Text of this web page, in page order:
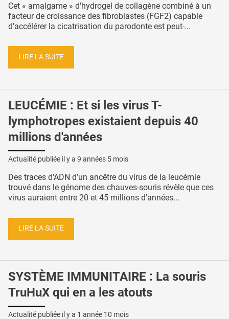
Cet « amalgame » d'hydrogel de collagène combiné à un
facteur de croissance des fibroblastes (FGF2) capable
d’accélérer la cicatrisation du parodonte est peut-...
LIRE LA SUITE
LEUCÉMIE : Et si les virus T-
lymphotropes existaient depuis 40
millions d'années
Actualité publiée il y a 9 années 5 mois
Des traces d'ADN d’un ancêtre du virus de la leucémie
trouvé dans le génome des chauves-souris révèle que ces
virus auraient entre 20 et 45 millions d'années...
LIRE LA SUITE
SYSTÈME IMMUNITAIRE : La souris
TruHuX qui en a les atouts
Actualité publiée il y a 1 année 10 mois